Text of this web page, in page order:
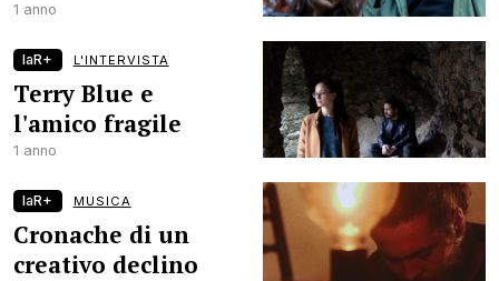
1 anno
laR+ L'INTERVISTA
Terry Blue e
l'amico fragile
1 anno
laR+ MUSICA
Cronache di un
creativo declino